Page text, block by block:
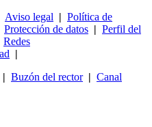
Aviso legal | Política de
Protección de datos | Perfil del
Redes
|
| Buzón del rector| Canal